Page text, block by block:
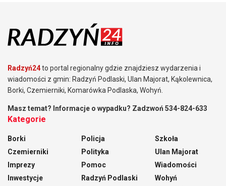
Radzyń24to portal regionalny gdzie znajdziesz wydarzenia i
wiadomości z gmin: Radzyń Podlaski, Ulan Majorat, Kąkolewnica,
Borki, Czemierniki, Komarówka Podlaska, Wohyń.
Masz temat? Informacje o wypadku? Zadzwoń 534-824-633
Kategorie
Borki
Czemierniki
Imprezy
Inwestycje
Policja
Polityka
Pomoc
Radzyń Podlaski
Szkoła
Ulan Majorat
Wiadomości
Wohyń